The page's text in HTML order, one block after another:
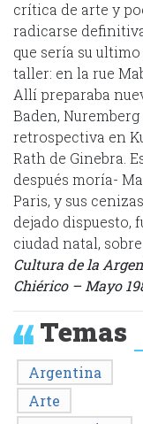
crítica de arte y
radicarse
que sería su
taller: en la rue
Allí preparaba
Baden,
retrospectiva en
Rath de Ginebra.
después moría-
Paris, y sus
dejado dispuesto,
ciudad natal,
Cultura de la
Chiérico – Mayo
Temas
Argentina
Arte